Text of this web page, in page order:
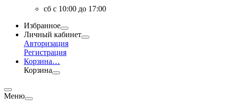
сб с 10:00 до 17:00
Избранное
Личный кабинет
Авторизация
Регистрация
Корзина…
Корзина
Меню